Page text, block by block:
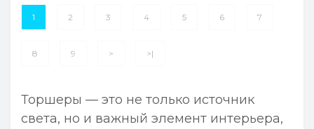
1 2 3 4 5 6 7
8 9 > >|
Торшеры — это не только источник
света, но и важный элемент интерьера,